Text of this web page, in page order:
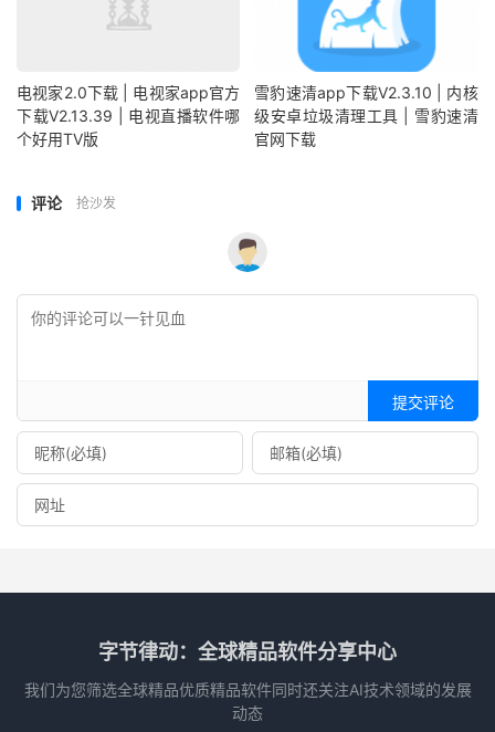
电视家2.0下载 | 电视家app官方
下载V2.13.39 | 电视直播软件哪
个好用TV版
雪豹速清app下载V2.3.10 | 内核
级安卓垃圾清理工具 | 雪豹速清
官网下载
评论 抢沙发
提交评论
字节律动：全球精品软件分享中心
我们为您筛选全球精品优质精品软件同时还关注AI技术领域的发展
动态